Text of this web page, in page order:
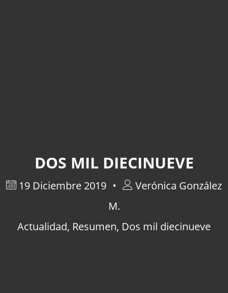
DOS MIL DIECINUEVE
19 Diciembre 2019
Verónica González
M.
Actualidad, Resumen, Dos mil diecinueve